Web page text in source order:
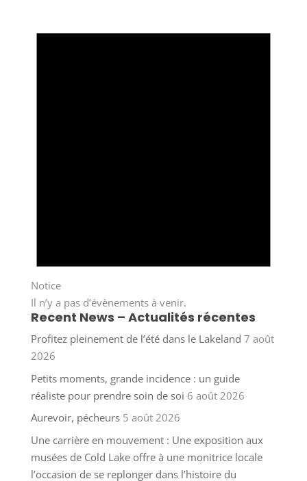
Notice
Il n’y a pas d’évènements à venir.
Recent News – Actualités récentes
Profitez pleinement de l’été dans le Lakeland 7 août
2026
Petits moments, grande incidence : un guide
réaliste pour prendre soin de soi 6 août 2026
Aurevoir, pécheurs 5 août 2026
Une carrière en mouvement : Une exposition aux
musées de Cold Lake offre à une monitrice locale
l’occasion de se replonger dans l’histoire du